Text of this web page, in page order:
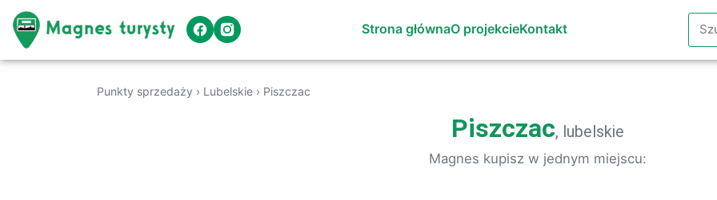
Strona głównaO projekcieKontakt
Punkty sprzedaży › Lubelskie › Piszczac
Piszczac, lubelskie
Magnes kupisz w jednym miejscu: